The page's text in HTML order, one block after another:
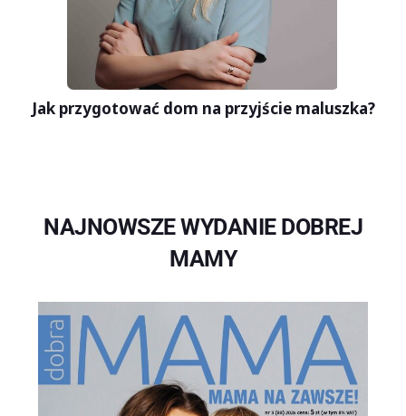
Jak przygotować dom na przyjście maluszka?
NAJNOWSZE WYDANIE DOBREJ
MAMY